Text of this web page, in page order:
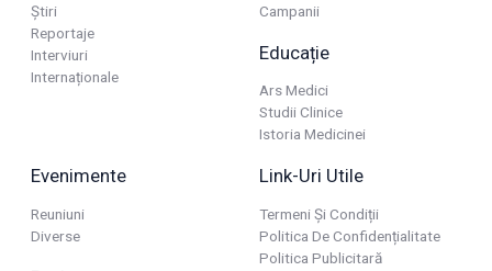
Știri
Reportaje
Interviuri
Internaționale
Campanii
Educație
Ars Medici
Studii Clinice
Istoria Medicinei
Evenimente
Reuniuni
Diverse
Link-Uri Utile
Termeni Și Condiții
Politica De Confidențialitate
Politica Publicitară